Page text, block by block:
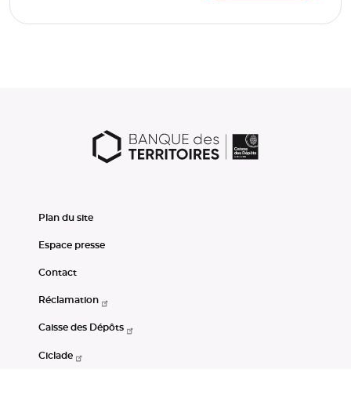
Plan du site
Espace presse
Contact
Réclamation
Caisse des Dépôts
Ciclade